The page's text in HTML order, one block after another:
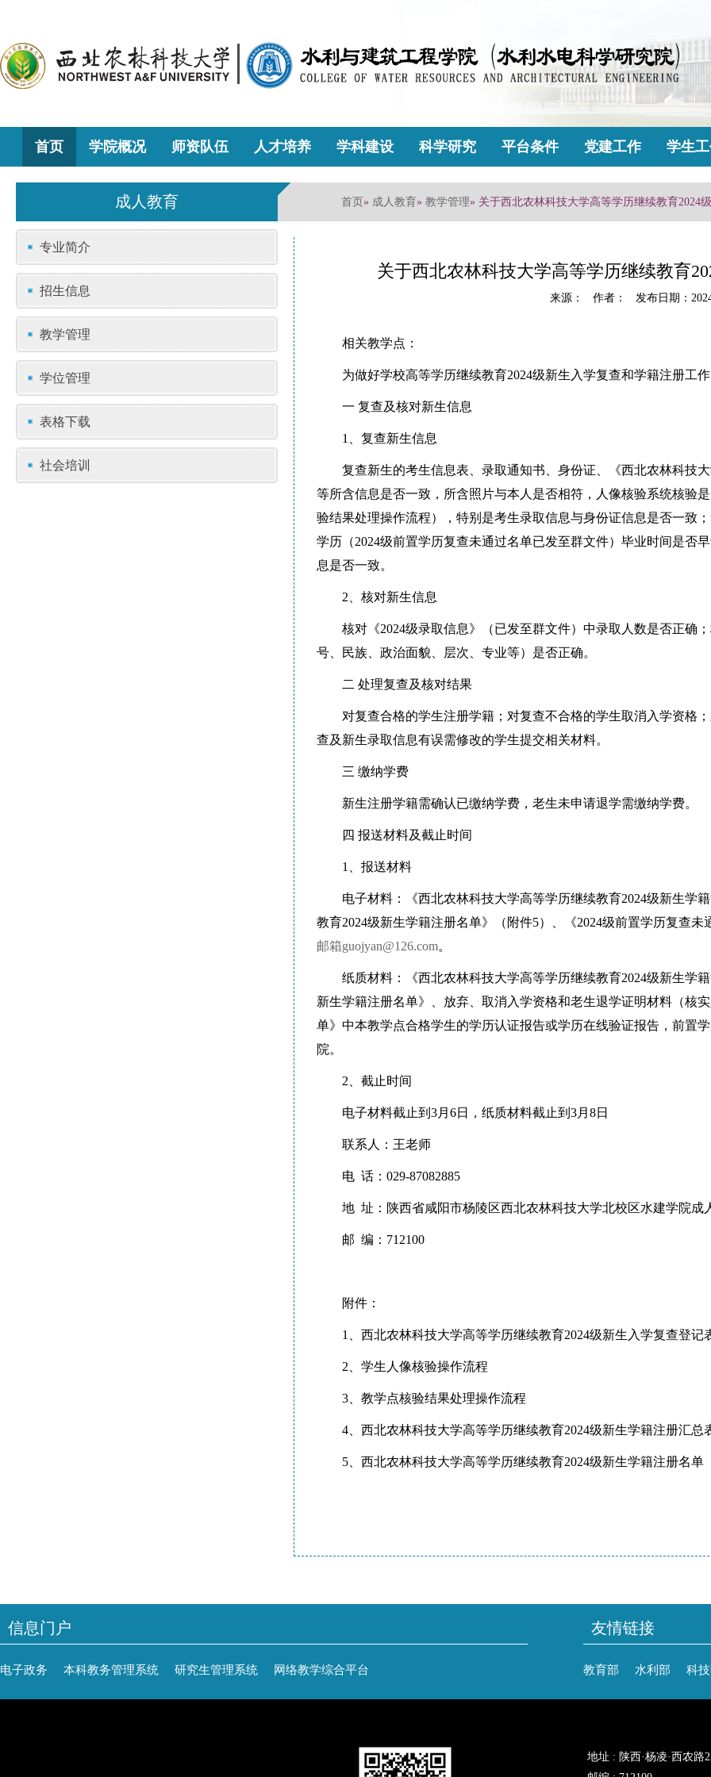
首页 学院概况 师资队伍 人才培养 学科建设 科学研究 平台条件 党建工作 学生
成人教育 首页 » 成人教育» 教学管理» 关于西北农林科技大学高等学历继续教育2024
专业简介
招生信息
教学管理
学位管理
表格下载
社会培训
关于西北农林科技大学高等学历继续教育
来源： 作者： 发布日期：
相关教学点：
为做好学校高等学历继续教育2024级新生入学复查和学籍注册工
一 复查及核对新生信息
1、复查新生信息
复查新生的考生信息表、录取通知书、身份证、《西北农林科技
等所含信息是否一致，所含照片与本人是否相符，人像核验系统核验
验结果处理操作流程），特别是考生录取信息与身份证信息是否一致
学历（2024级前置学历复查未通过名单已发至群文件）毕业时间是否
息是否一致。
2、核对新生信息
核对《2024级录取信息》（已发至群文件）中录取人数是否正确
号、民族、政治面貌、层次、专业等）是否正确。
二 处理复查及核对结果
对复查合格的学生注册学籍；对复查不合格的学生取消入学资格
查及新生录取信息有误需修改的学生提交相关材料。
三 缴纳学费
新生注册学籍需确认已缴纳学费，老生未申请退学需缴纳学费。
四 报送材料及截止时间
1、报送材料
电子材料：《西北农林科技大学高等学历继续教育2024级新生学
教育2024级新生学籍注册名单》（附件5）、《2024级前置学历复查
邮箱guojyan@126.com。
纸质材料：《西北农林科技大学高等学历继续教育2024级新生学
新生学籍注册名单》、放弃、取消入学资格和老生退学证明材料（核
单》中本教学点合格学生的学历认证报告或学历在线验证报告，前置
院。
2、截止时间
电子材料截止到3月6日，纸质材料截止到3月8日
联系人：王老师
电 话：029-87082885
地 址：陕西省咸阳市杨陵区西北农林科技大学北校区水建学院成
邮 编：712100
附件：
1、西北农林科技大学高等学历继续教育2024级新生入学复查登记
2、学生人像核验操作流程
3、教学点核验结果处理操作流程
4、西北农林科技大学高等学历继续教育2024级
5、西北农林科技大学高等学历继续教育2024级新生学籍注册名单
信息门户
电子政务 本科教务管理系统 研究生管理系统 网络教学综合平台
友情链接
教育部 水利部 科
地址 : 陕西·杨凌·西农路